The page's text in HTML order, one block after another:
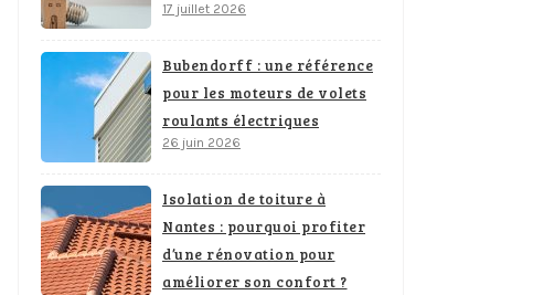
17 juillet 2026
Bubendorff : une référence
pour les moteurs de volets
roulants électriques
26 juin 2026
Isolation de toiture à
Nantes : pourquoi profiter
d’une rénovation pour
améliorer son confort ?